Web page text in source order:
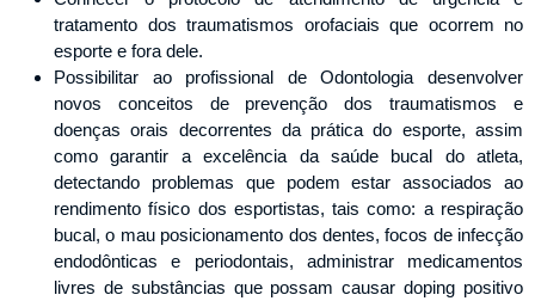
tratamento dos traumatismos orofaciais que ocorrem no
esporte e fora dele.
Possibilitar ao profissional de Odontologia desenvolver
novos conceitos de prevenção dos traumatismos e
doenças orais decorrentes da prática do esporte, assim
como garantir a excelência da saúde bucal do atleta,
detectando problemas que podem estar associados ao
rendimento físico dos esportistas, tais como: a respiração
bucal, o mau posicionamento dos dentes, focos de infecção
endodônticas e periodontais, administrar medicamentos
livres de substâncias que possam causar doping positivo